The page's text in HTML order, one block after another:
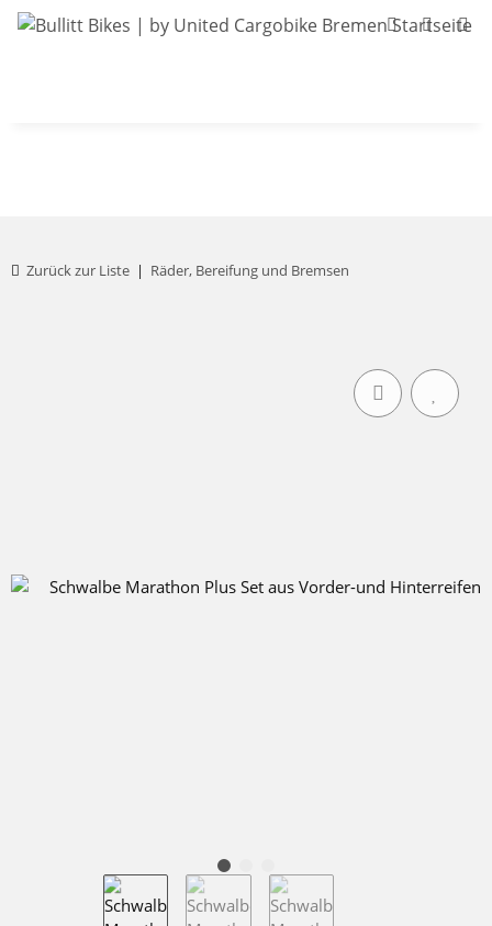
Zurück zur Liste Räder, Bereifung und Bremsen